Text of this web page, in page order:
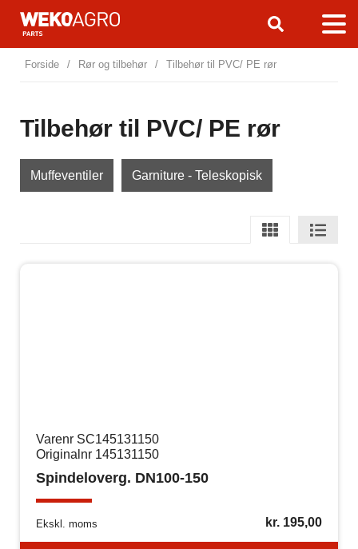
Forside / Rør og tilbehør / Tilbehør til PVC/ PE rør
Tilbehør til PVC/ PE rør
Muffeventiler Garniture - Teleskopisk
Varenr SC145131150
Originalnr 145131150
Spindeloverg. DN100-150
Ekskl. moms kr.195,00